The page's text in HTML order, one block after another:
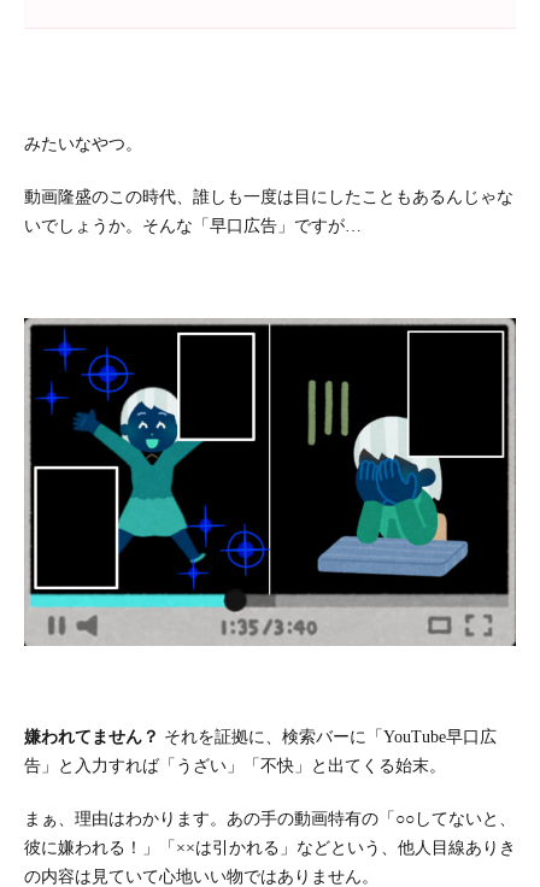
みたいなやつ。
動画隆盛のこの時代、誰しも一度は目にしたこともあるんじゃな
いでしょうか。そんな「早口広告」ですが…
嫌われてません？ それを証拠に、検索バーに「YouTube早口広
告」と入力すれば「うざい」「不快」と出てくる始末。
まぁ、理由はわかります。あの手の動画特有の「○○してないと、
彼に嫌われる！」「××は引かれる」などという、他人目線ありき
の内容は見ていて心地いい物ではありません。